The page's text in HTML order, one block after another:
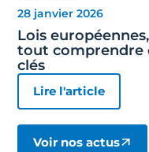
28 janvier 2026
Lois
tout comprendre
clés
Lire l'article
Voir nos actus